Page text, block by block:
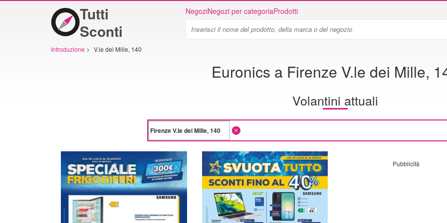
Tutti
Sconti
NegoziNegozi per categoriaProdotti
Introduzione > V.le dei Mille, 140
Euronics a Firenze V.le dei Mille,
Volantini attuali
Pubblicità